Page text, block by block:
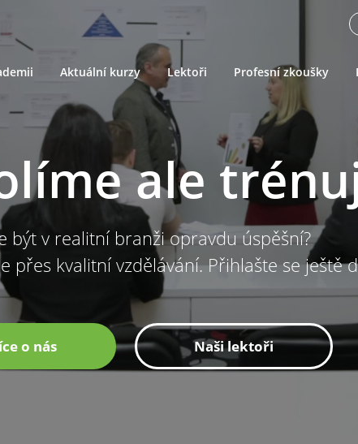
Aktuální kurzy Lektoři Profesní zkoušky
ale
být v realitní branži opravdu úspěšní?
přes kvalitní vzdělávání. Přihlašte se ještě
o nás Naši lektoři